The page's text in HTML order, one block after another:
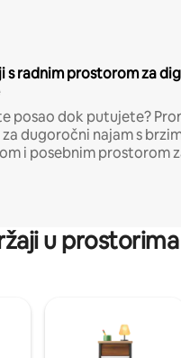
s radnim prostorom za
posao dok putujete?
dugoročni najam s
i posebnim prostorom
u